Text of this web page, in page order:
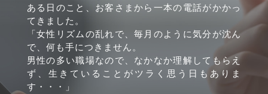
ある日のこと、お客さまから一本の電話がかかっ
てきました。
「女性リズムの乱れで、毎月のように気分が沈ん
で、何も手につきません。
男性の多い職場なので、なかなか理解してもらえ
ず、生きていることがツラく思う日もありま
す・・・」